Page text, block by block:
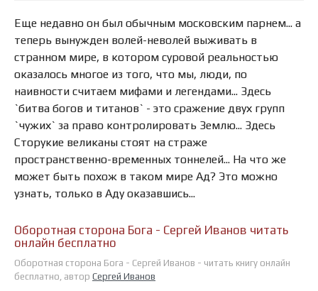
Еще недавно он был обычным московским парнем... а
теперь вынужден волей-неволей выживать в
странном мире, в котором суровой реальностью
оказалось многое из того, что мы, люди, по
наивности считаем мифами и легендами... Здесь
`битва богов и титанов` - это сражение двух групп
`чужих` за право контролировать Землю... Здесь
Сторукие великаны стоят на страже
пространственно-временных тоннелей... На что же
может быть похож в таком мире Ад? Это можно
узнать, только в Аду оказавшись...
Оборотная сторона Бога - Сергей Иванов читать
онлайн бесплатно
Оборотная сторона Бога - Сергей Иванов - читать книгу онлайн
бесплатно, автор Сергей Иванов